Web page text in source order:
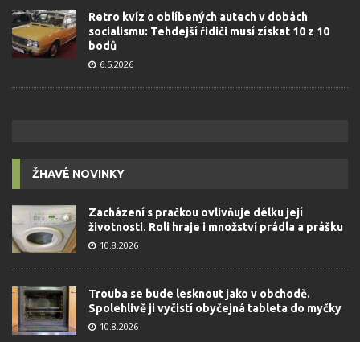
Retro kvíz o oblíbených autech v dobách
socialismu: Tehdejší řidiči musí získat 10 z 10
bodů
6.5.2026
ŽHAVÉ NOVINKY
Zacházení s pračkou ovlivňuje délku její
životnosti. Roli hraje i množství prádla a prášku
10.8.2026
Trouba se bude lesknout jako v obchodě.
Spolehlivě ji vyčistí obyčejná tableta do myčky
10.8.2026